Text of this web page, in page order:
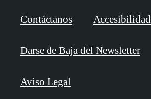
Contáctanos Accesibilidad
Darse de Baja del Newsletter
Aviso Legal